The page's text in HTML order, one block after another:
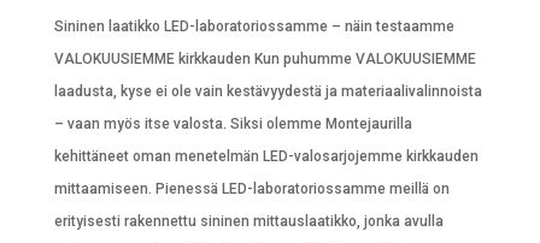
Sininen laatikko LED-laboratoriossamme – näin testaamme
VALOKUUSIEMME kirkkauden Kun puhumme VALOKUUSIEMME
laadusta, kyse ei ole vain kestävyydestä ja materiaalivalinnoista
– vaan myös itse valosta. Siksi olemme Montejaurilla
kehittäneet oman menetelmän LED-valosarjojemme kirkkauden
mittaamiseen. Pienessä LED-laboratoriossamme meillä on
erityisesti rakennettu sininen mittauslaatikko, jonka avulla